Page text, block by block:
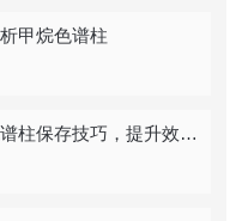
甲烷色谱柱
告别频繁更换！掌握这些总烃色谱柱保存技巧，提升效率！